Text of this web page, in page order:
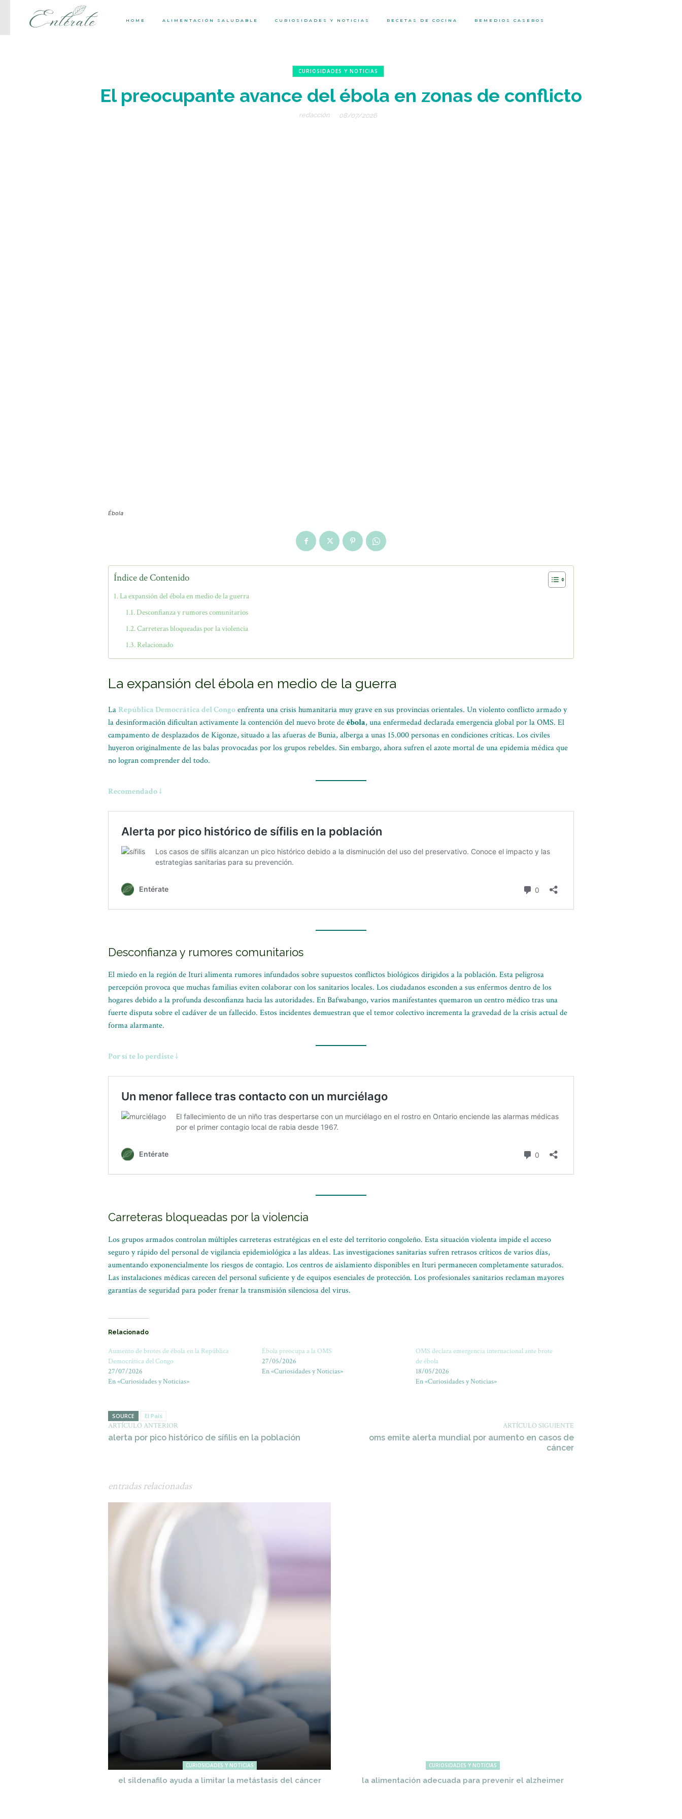
HOME ALIMENTACIÓN SALUDABLE CURIOSIDADES Y NOTICIAS RECETAS DE COCINA REMEDIOS CASEROS
CURIOSIDADES Y NOTICIAS
El preocupante avance del ébola en zonas de conflicto
redacción 08/07/2026
Ébola
Índice de Contenido
La expansión del ébola en medio de la guerra
Desconfianza y rumores comunitarios
Carreteras bloqueadas por la violencia
Relacionado
La expansión del ébola en medio de la guerra
LaRepública Democrática del Congoenfrenta una crisis humanitaria muy grave en sus provincias orientales. Un violento conflicto armado y
la desinformación dificultan activamente la contención del nuevo brote deébola, una enfermedad declarada emergencia global por la OMS. El
campamento de desplazados de Kigonze, situado a las afueras de Bunia, alberga a unas 15.000 personas en condiciones críticas. Los civiles
huyeron originalmente de las balas provocadas por los grupos rebeldes. Sin embargo, ahora sufren el azote mortal de una epidemia médica que
no logran comprender del todo.
Recomendado ↓
Desconfianza y rumores comunitarios
El miedo en la región de Ituri alimenta rumores infundados sobre supuestos conflictos biológicos dirigidos a la población. Esta peligrosa
percepción provoca que muchas familias eviten colaborar con los sanitarios locales. Los ciudadanos esconden a sus enfermos dentro de los
hogares debido a la profunda desconfianza hacia las autoridades. En Bafwabango, varios manifestantes quemaron un centro médico tras una
fuerte disputa sobre el cadáver de un fallecido. Estos incidentes demuestran que el temor colectivo incrementa la gravedad de la crisis actual de
forma alarmante.
Por sí te lo perdiste ↓
Carreteras bloqueadas por la violencia
Los grupos armados controlan múltiples carreteras estratégicas en el este del territorio congoleño. Esta situación violenta impide el acceso
seguro y rápido del personal de vigilancia epidemiológica a las aldeas. Las investigaciones sanitarias sufren retrasos críticos de varios días,
aumentando exponencialmente los riesgos de contagio. Los centros de aislamiento disponibles en Ituri permanecen completamente saturados.
Las instalaciones médicas carecen del personal suficiente y de equipos esenciales de protección. Los profesionales sanitarios reclaman mayores
garantías de seguridad para poder frenar la transmisión silenciosa del virus.
Relacionado
Aumento de brotes de ébola en la República
Democrática del Congo
27/07/2026
En «Curiosidades y Noticias»
Ébola preocupa a la OMS
27/05/2026
En «Curiosidades y Noticias»
OMS declara emergencia internacional ante brote
de ébola
18/05/2026
En «Curiosidades y Noticias»
SOURCE El País
ARTÍCULO ANTERIOR
alerta por pico histórico de sífilis en la población
ARTÍCULO SIGUIENTE
oms emite alerta mundial por aumento en casos de
cáncer
entradas relacionadas
CURIOSIDADES Y NOTICIAS
el sildenafilo ayuda a limitar la metástasis del cáncer
CURIOSIDADES Y NOTICIAS
la alimentación adecuada para prevenir el alzheimer